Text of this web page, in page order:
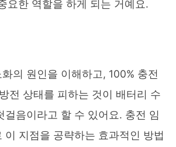
요한 역할을 하게 되는 거예요.
의 원인을 이해하고, 100% 충전
전 상태를 피하는 것이 배터리 수
걸음이라고 할 수 있어요. 충전 임
이 지점을 공략하는 효과적인 방법